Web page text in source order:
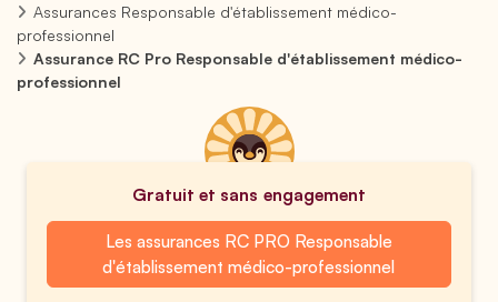
Assurances Responsable d'établissement médico-
professionnel
Assurance RC Pro Responsable d'établissement médico-
professionnel
Gratuit et sans engagement
Les assurances RC PRO Responsable
d'établissement médico-professionnel